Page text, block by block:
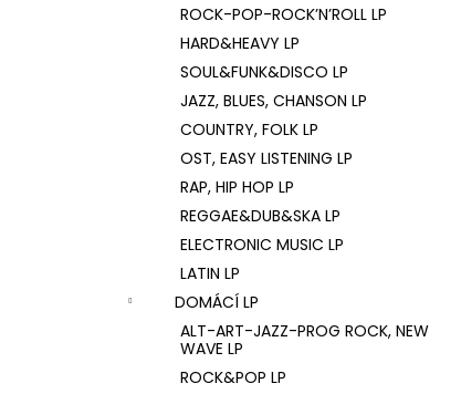
ROCK-POP-ROCK’N’ROLL LP
HARD&HEAVY LP
SOUL&FUNK&DISCO LP
JAZZ, BLUES, CHANSON LP
COUNTRY, FOLK LP
OST, EASY LISTENING LP
RAP, HIP HOP LP
REGGAE&DUB&SKA LP
ELECTRONIC MUSIC LP
LATIN LP
DOMÁCÍ LP
ALT-ART-JAZZ-PROG ROCK, NEW
WAVE LP
ROCK&POP LP